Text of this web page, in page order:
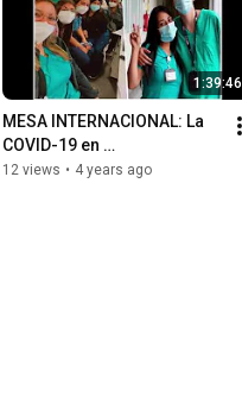
1:39:46
MESA INTERNACIONAL: La
COVID-19 en
Hispanoamérica. XXI
12 views • 4 years ago